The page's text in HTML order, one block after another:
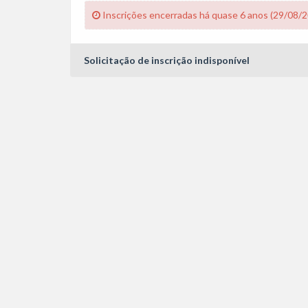
Inscrições encerradas há quase 6 anos (29/08/
Solicitação de inscrição indisponível